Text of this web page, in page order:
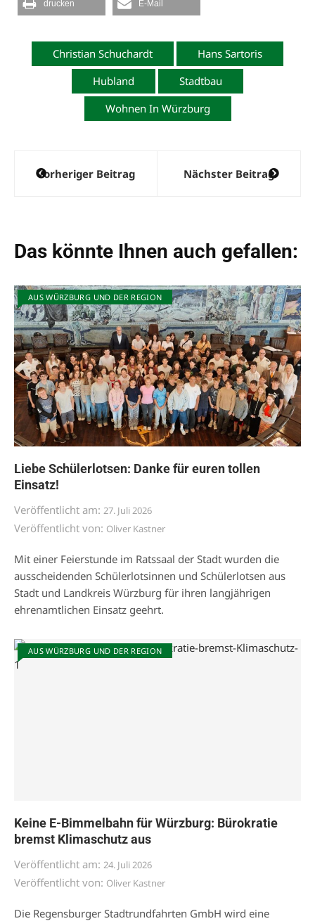
drucken E-Mail
Christian Schuchardt
Hans Sartoris
Hubland
Stadtbau
Wohnen In Würzburg
Beitragsnavigation
Vorheriger Beitrag Nächster Beitrag
Das könnte Ihnen auch gefallen:
AUS WÜRZBURG UND DER REGION
Liebe Schülerlotsen: Danke für euren tollen
Einsatz!
Veröffentlicht am: 27. Juli 2026
Veröffentlicht von: Oliver Kastner
Mit einer Feierstunde im Ratssaal der Stadt wurden die
ausscheidenden Schülerlotsinnen und Schülerlotsen aus
Stadt und Landkreis Würzburg für ihren langjährigen
ehrenamtlichen Einsatz geehrt.
AUS WÜRZBURG UND DER REGION
Keine E-Bimmelbahn für Würzburg: Bürokratie
bremst Klimaschutz aus
Veröffentlicht am: 24. Juli 2026
Veröffentlicht von: Oliver Kastner
Die Regensburger Stadtrundfahrten GmbH wird eine